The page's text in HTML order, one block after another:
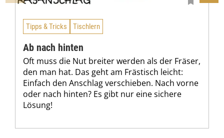
Tipps & Tricks Tischlern
Ab nach hinten
Oft muss die Nut breiter werden als der Fräser,
den man hat. Das geht am Frästisch leicht:
Einfach den Anschlag verschieben. Nach vorne
oder nach hinten? Es gibt nur eine sichere
Lösung!